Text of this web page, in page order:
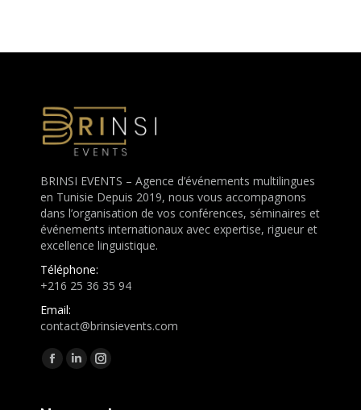
BRINSI EVENTS – Agence d’événements multilingues
en Tunisie Depuis 2019, nous vous accompagnons
dans l’organisation de vos conférences, séminaires et
événements internationaux avec expertise, rigueur et
excellence linguistique.
Téléphone:
+216 25 36 35 94
Email:
contact@brinsievents.com
Trouvez nous sur :
Facebook
LinkedInInstagram